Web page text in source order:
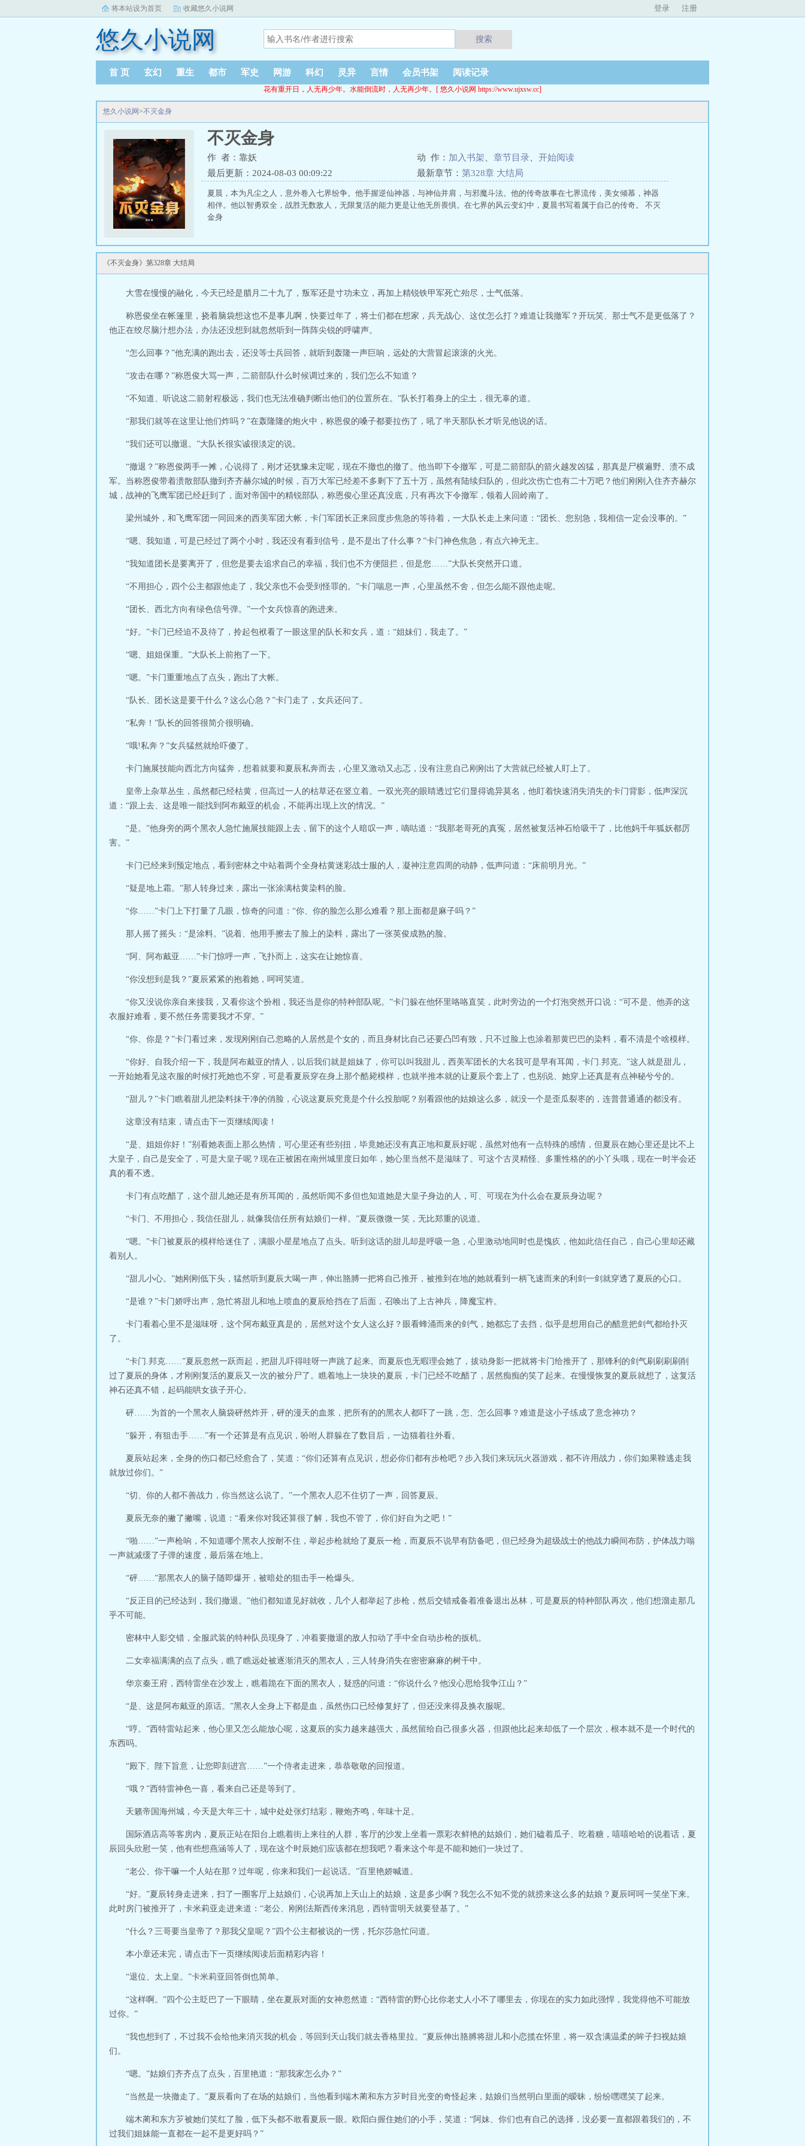
将本站设为首页 收藏悠久小说网 登录 注册
悠久小说网 搜索
首 页 玄幻 重生 都市 军史 网游 科幻 灵异 言情 会员书架 阅读记录
花有重开日，人无再少年。水能倒流时，人无再少年。[ 悠久小说网 https://www.ujxsw.cc]
悠久小说网>不灭金身
不灭金身
作 者：靠妖 动 作： 加入书架 章节目录
开始阅读
最后更新：2024-08-03 00:09:22
最新章节： 第328章 大结局
夏晨，本为凡尘之人，意外卷入七界纷争。他手握逆仙神器，与神仙并肩，与邪魔斗法。他的传奇故事在七界流传，美女倾慕，神器
相伴。他以智勇双全，战胜无数敌人，无限复活的能力更是让他无所畏惧。在七界的风云变幻中，夏晨书写着属于自己的传奇。 不灭
金身
《不灭金身》第328章 大结局
大雪在慢慢的融化，今天已经是腊月二十九了，叛军还是寸功未立，再加上精锐铁甲军死亡殆尽，士气低落。
称恩俊坐在帐篷里，挠着脑袋想这也不是事儿啊，快要过年了，将士们都在想家，兵无战心、这仗怎么打？难道让我撤军？开玩笑、那士气不是更低落了？
他正在绞尽脑汁想办法，办法还没想到就忽然听到一阵阵尖锐的呼啸声。
“怎么回事？”他充满的跑出去，还没等士兵回答，就听到轰隆一声巨响，远处的大营冒起滚滚的火光。
“攻击在哪？”称恩俊大骂一声，二箭部队什么时候调过来的，我们怎么不知道？
“不知道、听说这二箭射程极远，我们也无法准确判断出他们的位置所在。”队长打着身上的尘土，很无辜的道。
“那我们就等在这里让他们炸吗？”在轰隆隆的炮火中，称恩俊的嗓子都要拉伤了，吼了半天那队长才听见他说的话。
“我们还可以撤退。”大队长很实诚很淡定的说。
“撤退？”称恩俊两手一摊，心说得了，刚才还犹豫未定呢，现在不撤也的撤了。他当即下令撤军，可是二箭部队的箭火越发凶猛，那真是尸横遍野、溃不成
军。当称恩俊带着溃散部队撤到齐齐赫尔城的时候，百万大军已经差不多剩下了五十万，虽然有陆续归队的，但此次伤亡也有二十万吧？他们刚刚入住齐齐赫尔
城，战神的飞鹰军团已经赶到了，面对帝国中的精锐部队，称恩俊心里还真没底，只有再次下令撤军，领着人回岭南了。
梁州城外，和飞鹰军团一同回来的西美军团大帐，卡门军团长正来回度步焦急的等待着，一大队长走上来问道：“团长、您别急，我相信一定会没事的。”
“嗯、我知道，可是已经过了两个小时，我还没有看到信号，是不是出了什么事？”卡门神色焦急，有点六神无主。
“我知道团长是要离开了，但您是要去追求自己的幸福，我们也不方便阻拦，但是您……”大队长突然开口道。
“不用担心，四个公主都跟他走了，我父亲也不会受到怪罪的。”卡门喘息一声，心里虽然不舍，但怎么能不跟他走呢。
“团长、西北方向有绿色信号弹。”一个女兵惊喜的跑进来。
“好。”卡门已经迫不及待了，拎起包袱看了一眼这里的队长和女兵，道：“姐妹们，我走了。”
“嗯、姐姐保重。”大队长上前抱了一下。
“嗯。”卡门重重地点了点头，跑出了大帐。
“队长、团长这是要干什么？这么心急？”卡门走了，女兵还问了。
“私奔！”队长的回答很简介很明确。
“哦!私奔？”女兵猛然就给吓傻了。
卡门施展技能向西北方向猛奔，想着就要和夏辰私奔而去，心里又激动又忐忑，没有注意自己刚刚出了大营就已经被人盯上了。
皇帝上杂草丛生，虽然都已经枯黄，但高过一人的枯草还在竖立着。一双光亮的眼睛透过它们显得诡异莫名，他盯着快速消失消失的卡门背影，低声深沉
道：“跟上去、这是唯一能找到阿布戴亚的机会，不能再出现上次的情况。”
“是。”他身旁的两个黑衣人急忙施展技能跟上去，留下的这个人暗叹一声，嘀咕道：“我那老哥死的真冤，居然被复活神石给吸干了，比他妈千年狐妖都厉
害。”
卡门已经来到预定地点，看到密林之中站着两个全身枯黄迷彩战士服的人，凝神注意四周的动静，低声问道：“床前明月光。”
“疑是地上霜。”那人转身过来，露出一张涂满枯黄染料的脸。
“你……”卡门上下打量了几眼，惊奇的问道：“你、你的脸怎么那么难看？那上面都是麻子吗？”
那人摇了摇头：“是涂料。”说着、他用手擦去了脸上的染料，露出了一张英俊成熟的脸。
“阿、阿布戴亚……”卡门惊呼一声，飞扑而上，这实在让她惊喜。
“你没想到是我？”夏辰紧紧的抱着她，呵呵笑道。
“你又没说你亲自来接我，又看你这个扮相，我还当是你的特种部队呢。”卡门躲在他怀里咯咯直笑，此时旁边的一个灯泡突然开口说：“可不是、他弄的这
衣服好难看，要不然任务需要我才不穿。”
“你、你是？”卡门看过来，发现刚刚自己忽略的人居然是个女的，而且身材比自己还要凸凹有致，只不过脸上也涂着那黄巴巴的染料，看不清是个啥模样。
“你好、自我介绍一下，我是阿布戴亚的情人，以后我们就是姐妹了，你可以叫我甜儿，西美军团长的大名我可是早有耳闻，卡门.邦克。”这人就是甜儿，
一开始她看见这衣服的时候打死她也不穿，可是看夏辰穿在身上那个酷毙模样，也就半推本就的让夏辰个套上了，也别说、她穿上还真是有点神秘兮兮的。
“甜儿？”卡门瞧着甜儿把染料抹干净的俏脸，心说这夏辰究竟是个什么投胎呢？别看跟他的姑娘这么多，就没一个是歪瓜裂枣的，连普普通通的都没有。
这章没有结束，请点击下一页继续阅读！
“是、姐姐你好！”别看她表面上那么热情，可心里还有些别扭，毕竟她还没有真正地和夏辰好呢，虽然对他有一点特殊的感情，但夏辰在她心里还是比不上
大皇子，自己是安全了，可是大皇子呢？现在正被困在南州城里度日如年，她心里当然不是滋味了。可这个古灵精怪、多重性格的的小丫头哦，现在一时半会还
真的看不透。
卡门有点吃醋了，这个甜儿她还是有所耳闻的，虽然听闻不多但也知道她是大皇子身边的人，可、可现在为什么会在夏辰身边呢？
“卡门、不用担心，我信任甜儿，就像我信任所有姑娘们一样。”夏辰微微一笑，无比郑重的说道。
“嗯。”卡门被夏辰的模样给迷住了，满眼小星星地点了点头。听到这话的甜儿却是呼吸一急，心里激动地同时也是愧疚，他如此信任自己，自己心里却还藏
着别人。
“甜儿小心。”她刚刚低下头，猛然听到夏辰大喝一声，伸出胳膊一把将自己推开，被推到在地的她就看到一柄飞速而来的利剑一剑就穿透了夏辰的心口。
“是谁？”卡门娇呼出声，急忙将甜儿和地上喷血的夏辰给挡在了后面，召唤出了上古神兵，降魔宝杵。
卡门看着心里不是滋味呀，这个阿布戴亚真是的，居然对这个女人这么好？眼看蜂涌而来的剑气，她都忘了去挡，似乎是想用自己的醋意把剑气都给扑灭
了。
“卡门.邦克……”夏辰忽然一跃而起，把甜儿吓得哇呀一声跳了起来。而夏辰也无暇理会她了，拔动身影一把就将卡门给推开了，那锋利的剑气刷刷刷刷削
过了夏辰的身体，才刚刚复活的夏辰又一次的被分尸了。瞧着地上一块块的夏辰，卡门已经不吃醋了，居然痴痴的笑了起来。在慢慢恢复的夏辰就想了，这复活
神石还真不错，起码能哄女孩子开心。
砰……为首的一个黑衣人脑袋砰然炸开，砰的漫天的血浆，把所有的的黑衣人都吓了一跳，怎、怎么回事？难道是这小子练成了意念神功？
“躲开，有狙击手……”有一个还算是有点见识，吩咐人群躲在了数目后，一边猫着往外看。
夏辰站起来，全身的伤口都已经愈合了，笑道：“你们还算有点见识，想必你们都有步枪吧？步入我们来玩玩火器游戏，都不许用战力，你们如果鞥逃走我
就放过你们。”
“切、你的人都不善战力，你当然这么说了。”一个黑衣人忍不住切了一声，回答夏辰。
夏辰无奈的撇了撇嘴，说道：“看来你对我还算很了解，我也不管了，你们好自为之吧！”
“啪……”一声枪响，不知道哪个黑衣人按耐不住，举起步枪就给了夏辰一枪，而夏辰不说早有防备吧，但已经身为超级战士的他战力瞬间布防，护体战力嗡
一声就减缓了子弹的速度，最后落在地上。
“砰……”那黑衣人的脑子随即爆开，被暗处的狙击手一枪爆头。
“反正目的已经达到，我们撤退。”他们都知道见好就收，几个人都举起了步枪，然后交错戒备着准备退出丛林，可是夏辰的特种部队再次，他们想溜走那几
乎不可能。
密林中人影交错，全服武装的特种队员现身了，冲着要撤退的敌人扣动了手中全自动步枪的扳机。
二女幸福满满的点了点头，瞧了瞧远处被逐渐消灭的黑衣人，三人转身消失在密密麻麻的树干中。
华京秦王府，西特雷坐在沙发上，瞧着跪在下面的黑衣人，疑惑的问道：“你说什么？他没心思给我争江山？”
“是、这是阿布戴亚的原话。”黑衣人全身上下都是血，虽然伤口已经修复好了，但还没来得及换衣服呢。
“哼。”西特雷站起来，他心里又怎么能放心呢，这夏辰的实力越来越强大，虽然留给自己很多火器，但跟他比起来却低了一个层次，根本就不是一个时代的
东西吗。
“殿下、陛下旨意，让您即刻进宫……”一个侍者走进来，恭恭敬敬的回报道。
“哦？”西特雷神色一喜，看来自己还是等到了。
天籁帝国海州城，今天是大年三十，城中处处张灯结彩，鞭炮齐鸣，年味十足。
国际酒店高等客房内，夏辰正站在阳台上瞧着街上来往的人群，客厅的沙发上坐着一票彩衣鲜艳的姑娘们，她们磕着瓜子、吃着糖，嘻嘻哈哈的说着话，夏
辰回头欣慰一笑，他有些想燕涵等人了，现在这个时辰她们应该都在想我吧？看来这个年是不能和她们一块过了。
“老公、你干嘛一个人站在那？过年呢，你来和我们一起说话。”百里艳娇喊道。
“好。”夏辰转身走进来，扫了一圈客厅上姑娘们，心说再加上天山上的姑娘，这是多少啊？我怎么不知不觉的就捞来这么多的姑娘？夏辰呵呵一笑坐下来。
此时房门被推开了，卡米莉亚走进来道：“老公、刚刚法斯西传来消息，西特雷明天就要登基了。”
“什么？三哥要当皇帝了？那我父皇呢？”四个公主都被说的一愣，托尔莎急忙问道。
本小章还未完，请点击下一页继续阅读后面精彩内容！
“退位、太上皇。”卡米莉亚回答倒也简单。
“这样啊。”四个公主眨巴了一下眼睛，坐在夏辰对面的女神忽然道：“西特雷的野心比你老丈人小不了哪里去，你现在的实力如此强悍，我觉得他不可能放
过你。”
“我也想到了，不过我不会给他来消灭我的机会，等回到天山我们就去香格里拉。”夏辰伸出胳膊将甜儿和小恋揽在怀里，将一双含满温柔的眸子扫视姑娘
们。
“嗯。”姑娘们齐齐点了点头，百里艳道：“那我家怎么办？”
“当然是一块撤走了。”夏辰看向了在场的姑娘们，当他看到端木蔺和东方芕时目光变的奇怪起来，姑娘们当然明白里面的暧昧，纷纷嘿嘿笑了起来。
端木蔺和东方芕被她们笑红了脸，低下头都不敢看夏辰一眼。欧阳白握住她们的小手，笑道：“阿妹、你们也有自己的选择，没必要一直都跟着我们的，不
过我们姐妹能一直都在一起不是更好吗？”